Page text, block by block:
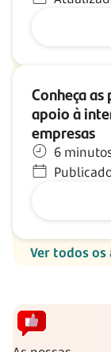
Conheça
apoio à
empresas
6
Ver todos os